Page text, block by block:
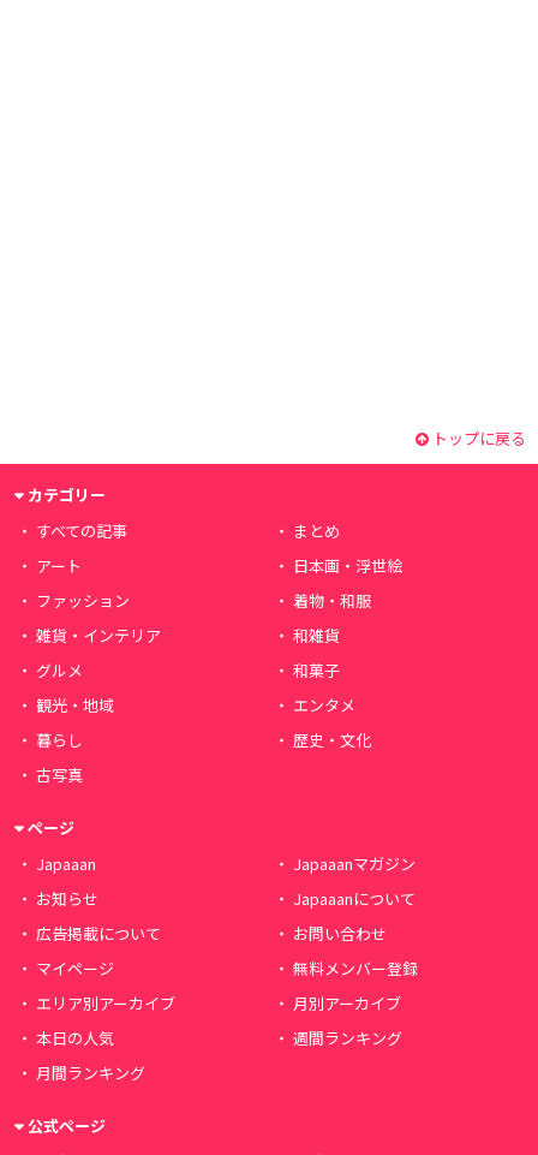
トップに戻る
カテゴリー
すべての記事
まとめ
アート
日本画・浮世絵
ファッション
着物・和服
雑貨・インテリア
和雑貨
グルメ
和菓子
観光・地域
エンタメ
暮らし
歴史・文化
古写真
ページ
Japaaan
Japaaanマガジン
お知らせ
Japaaanについて
広告掲載について
お問い合わせ
マイページ
無料メンバー登録
エリア別アーカイブ
月別アーカイブ
本日の人気
週間ランキング
月間ランキング
公式ページ